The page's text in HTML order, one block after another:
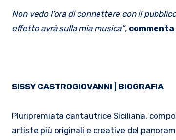
Non vedo l’ora di connettere con il
effetto avrà sulla mia musica”,
SISSY CASTROGIOVANNI | BIOGRAFIA
Pluripremiata cantautrice Siciliana,
artiste più originali e creative del